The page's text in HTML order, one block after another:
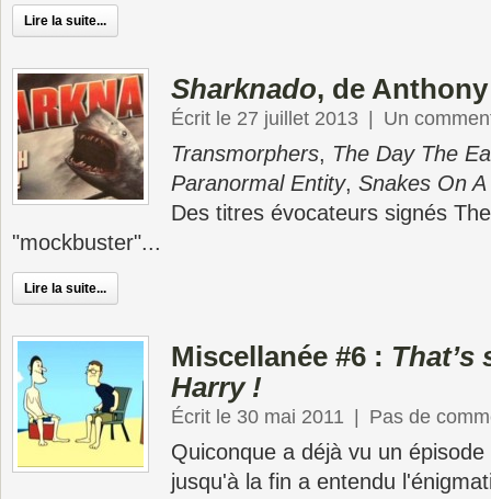
Lire la suite...
Sharknado, de
Écrit le 27 juillet 2013 Un
Transmorphers, The Day The
Paranormal Entity, Snakes On A
Des titres évocateurs signés
"mockbuster"...
Lire la suite...
Miscellanée #6 : That’s
Harry !
Écrit le 30 mai 2011 Pas de
Quiconque a déjà vu un
jusqu'à la fin a entendu